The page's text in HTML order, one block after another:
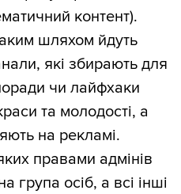
контент).
шляхом йдуть
які збирають для
чи лайфхаки
та молодості, а
на рекламі.
правами адмінів
група осіб, а всі інші